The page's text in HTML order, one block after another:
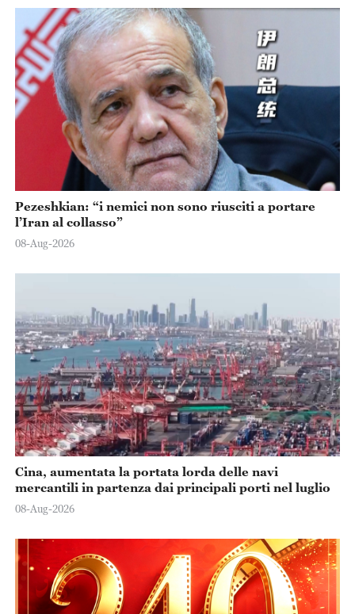
Pezeshkian: “i nemici non sono riusciti a portare
l’Iran al collasso”
08-Aug-2026
Cina, aumentata la portata lorda delle navi
mercantili in partenza dai principali porti nel luglio
08-Aug-2026